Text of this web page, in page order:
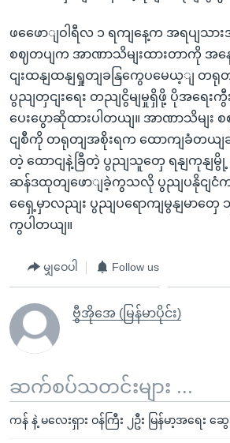
ဖဖေောျဝါရီလ ၁ ရကျနေ့က အရပျသား
စဈတပျက အာဏာသိမျးထားတာကို အနော
ငျးထနျထနျရှုတျခနြကွေပမေယ့ျ တရုတ
ပွညျတှငျးရေး တညျငွိမျမှုရှိဖို့ ပိုအရေ
ပေးပွောဆိုထားပါတယျ။ အာဏာသိမျး စ
ငျစီကို တရုတျအစိုးရက ထောကျခံတယျ
တဲ့ ထောငျနဲ့ခြီတဲ့ ပွညျသူတှေ ရနျကုနျ
ဆန်ဒထုတျဖောျခဲ့ကွသလို ပွညျပနိုငျ
ရှေေ့မှာလညျး ပွညျပရောကျမွနျမာတှေ
ကွပါတယျ။
မျှဝေပါ Follow us
ဗွီအိုအေ (မြန်မာပိုင်း)
ဆက်စပ်သတင်းများ ...
ကန် နဲ့ မလေးရှား ဝန်ကြီး ၂ဦး မြန်မာ့အရေး ဆွေ